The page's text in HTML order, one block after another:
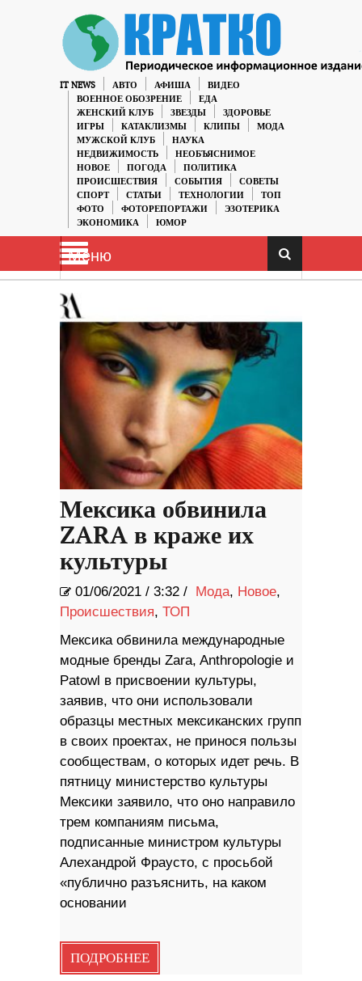
IT NEWS АВТО АФИША
ВИДЕО
ВОЕННОЕ ОБОЗРЕНИЕ
ЕДА
ЖЕНСКИЙ КЛУБ
ЗВЕЗДЫ
ЗДОРОВЬЕ
ИГРЫ
КАТАКЛИЗМЫ КЛИПЫ
МОДА
МУЖСКОЙ КЛУБ
НАУКА
НЕДВИЖИМОСТЬ
НЕОБЪЯСНИМОЕ
НОВОЕ
ПОГОДА
ПОЛИТИКА
ПРОИСШЕСТВИЯ
СОБЫТИЯ
СОВЕТЫ
СПОРТ
СТАТЬИ ТЕХНОЛОГИИ
ТОП
ФОТО
ФОТОРЕПОРТАЖИ
ЭЗОТЕРИКА
ЭКОНОМИКА
ЮМОР
Меню
Мексика обвинила
ZARA в краже их
культуры
01/06/2021 / 3:32 / Мода, Новое,
Происшествия, ТОП
Мексика обвинила международные
модные бренды Zara, Anthropologie и
Patowl в присвоении культуры,
заявив, что они использовали
образцы местных мексиканских групп
в своих проектах, не принося пользы
сообществам, о которых идет речь. В
пятницу министерство культуры
Мексики заявило, что оно направило
трем компаниям письма,
подписанные министром культуры
Алехандрой Фраусто, с просьбой
«публично разъяснить, на каком
основании
ПОДРОБНЕЕ